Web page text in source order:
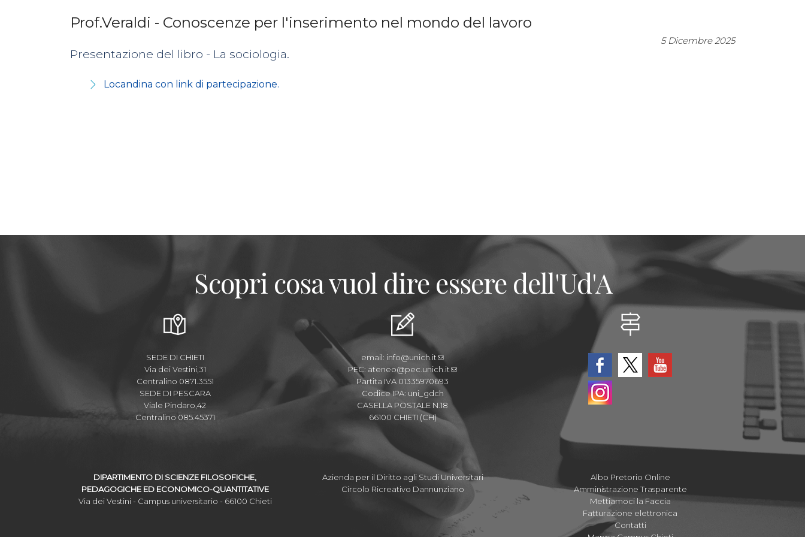
Prof.Veraldi - Conoscenze per l'inserimento nel mondo del lavoro
5 Dicembre 2025
Presentazione del libro - La sociologia.
Locandina con link di partecipazione.
Scopri cosa vuol dire essere dell'Ud'A
SEDE DI CHIETI
Via dei Vestini,31
Centralino 0871.3551
SEDE DI PESCARA
Viale Pindaro,42
Centralino 085.45371
email: info@unich.it
PEC: ateneo@pec.unich.it
Partita IVA 01335970693
Codice IPA: uni_gdch
CASELLA POSTALE N.18
66100 CHIETI (CH)
DIPARTIMENTO DI SCIENZE FILOSOFICHE,
PEDAGOGICHE ED ECONOMICO-QUANTITATIVE
Via dei Vestini - Campus universitario - 66100 Chieti
Azienda per il Diritto agli Studi Universitari
Circolo Ricreativo Dannunziano
Albo Pretorio Online
Amministrazione Trasparente
Mettiamoci la Faccia
Fatturazione elettronica
Contatti